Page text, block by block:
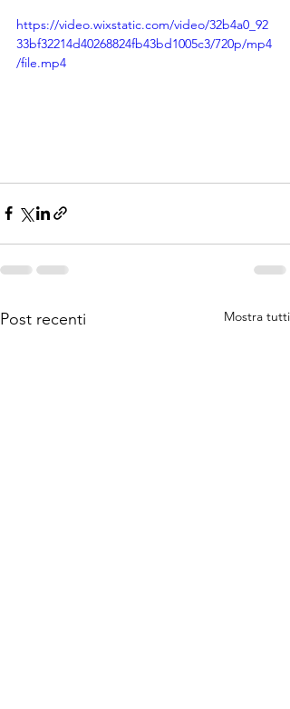
https://video.wixstatic.com/video/32b4a0_92
33bf32214d40268824fb43bd1005c3/720p/mp4
/file.mp4
Post recenti Mostra tutti